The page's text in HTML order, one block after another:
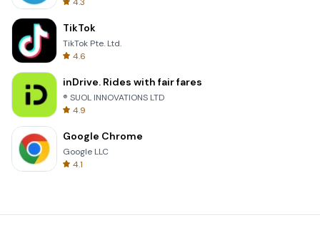
TikTok
TikTok Pte. Ltd.
4.6
inDrive. Rides with fair fares
® SUOL INNOVATIONS LTD
4.9
Google Chrome
Google LLC
4.1